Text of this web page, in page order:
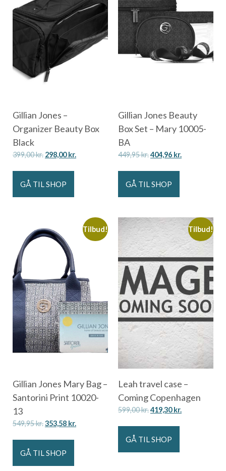
Gillian Jones –
Organizer Beauty Box
Black
399,00kr. 298,00kr.
GÅ TIL SHOP
Gillian Jones Beauty
Box Set – Mary 10005-
BA
449,95kr.404,96 kr.
GÅ TIL SHOP
Tilbud!
Gillian Jones Mary Bag –
Santorini Print 10020-
13
549,95kr.353,58 kr.
GÅ TIL SHOP
Tilbud!
Leah travel case –
Coming Copenhagen
599,00kr.419,30kr.
GÅ TIL SHOP